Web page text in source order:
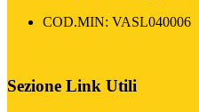
COD.MIN: VASL040006
Sezione Link Utili